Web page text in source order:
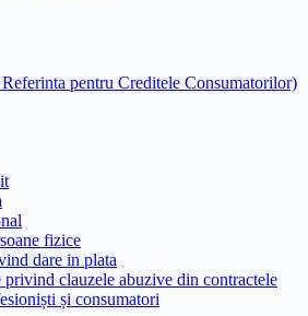
pentru Creditele Consumatorilor)
fizice
dare in plata
privind clauzele abuzive din contractele
și consumatori